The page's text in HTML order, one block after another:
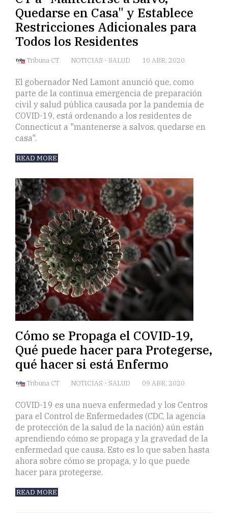
Quedarse en Casa" y Establece
Restricciones Adicionales para
Todos los Residentes
Tribuna CT NOTICIAS - SALUD 10 ABR, 2020
El gobernador Ned Lamont anunció que, como
parte de la continua emergencia de preparación
civil y salud pública causada por la pandemia de
COVID-19, está ordenando a los residentes de
Connecticut a "mantenerse a salvos, quedarse en
casa".
READ MORE
Cómo se Propaga el COVID-19,
Qué puede hacer para Protegerse,
qué hacer si está Enfermo
Tribuna CT NOTICIAS - SALUD 09 ABR, 2020
COVID-19 es una nueva enfermedad y los Centros
para el Control de Enfermedades (CDC, la agencia
de protección de la salud de la nación) aún están
aprendiendo cómo se propaga y la gravedad de la
enfermedad que causa. Esto es lo que saben hasta
ahora sobre cómo se propaga, y lo que puede
hacer para protegerse.
READ MORE